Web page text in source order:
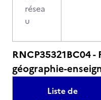
résea
u
RNCP35321BC04
géographie-
Liste de